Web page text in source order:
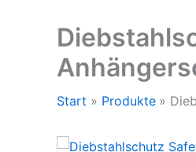
Start Produkte